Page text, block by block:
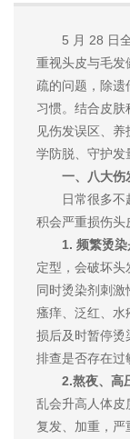
5 月 28 日
重视头皮与毛发
疏的问题，除
习惯。结合皮肤
见伤发误区、
学防脱、守护发
一、八大伤
日常很多
积会严重损伤头
1. 频繁烫染
定型，会破坏头
同时烫染剂刺
瘙痒、泛红、水
损后及时暂停烫
排查是否存在过
2.熬夜、高
乱会升高人体皮
复发、加重，